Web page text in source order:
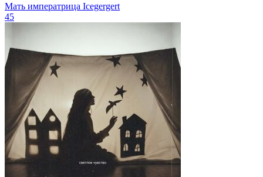
Мать императрица Icegergert
45